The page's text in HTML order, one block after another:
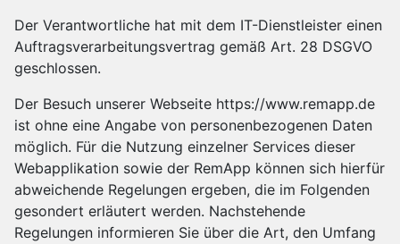
Der Verantwortliche hat mit dem IT-Dienstleister einen
Auftragsverarbeitungsvertrag gemäß Art. 28 DSGVO
geschlossen.
Der Besuch unserer Webseite https://www.remapp.de
ist ohne eine Angabe von personenbezogenen Daten
möglich. Für die Nutzung einzelner Services dieser
Webapplikation sowie der RemApp können sich hierfür
abweichende Regelungen ergeben, die im Folgenden
gesondert erläutert werden. Nachstehende
Regelungen informieren Sie über die Art, den Umfang